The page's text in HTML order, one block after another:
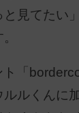
見てたい
「
ルルくんに